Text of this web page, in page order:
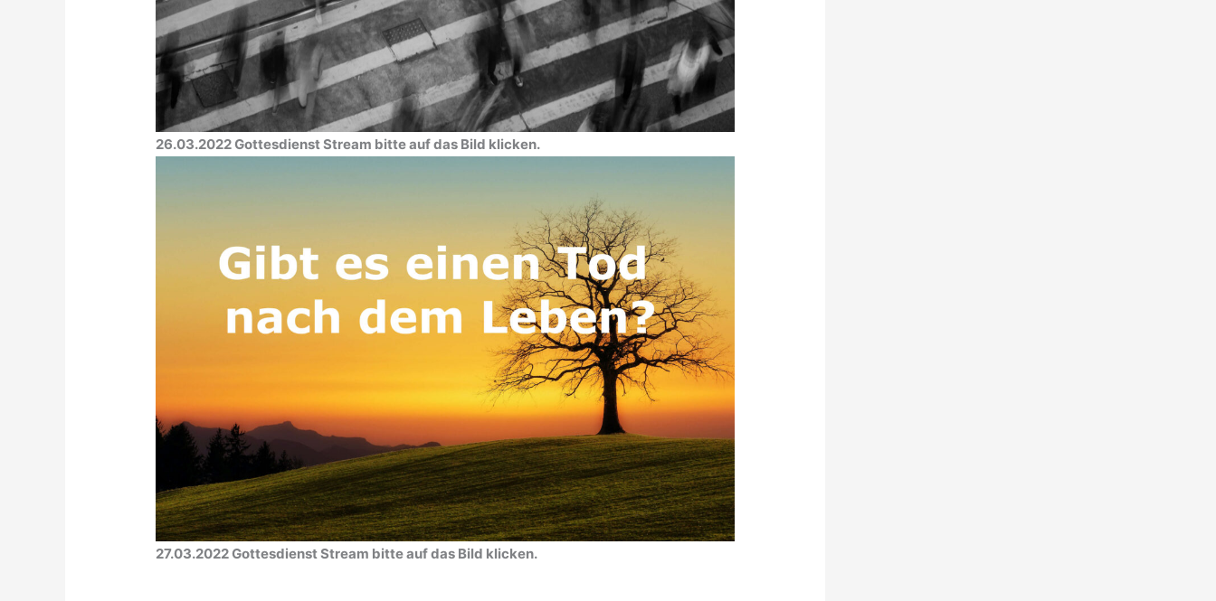
26.03.2022 Gottesdienst Stream bitte auf das Bild klicken.
27.03.2022 Gottesdienst Stream bitte auf das Bild klicken.